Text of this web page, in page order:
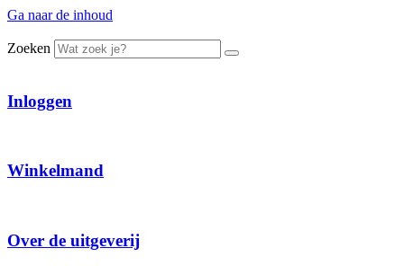
Ga naar de inhoud
Zoeken
Inloggen
Winkelmand
Over de uitgeverij